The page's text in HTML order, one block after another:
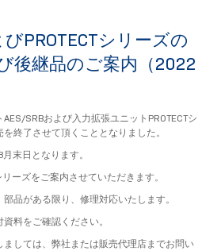
びPROTECTシリーズの
後継品のご案内（2022
SRBおよび入力拡張ユニットPROTECTシ
終了させて頂くこととなりました。
末日となります。
ーズをご案内させていただきます。
品がある限り、修理対応いたします。
料をご確認ください。
ましては、弊社または販売代理店までお問い